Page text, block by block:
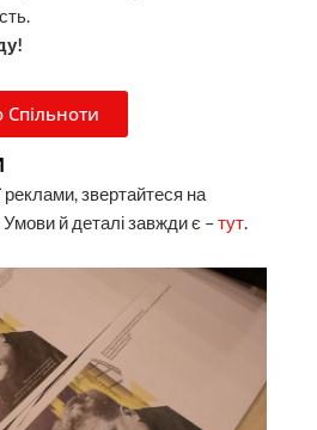
звертайтеся на
й деталі завжди є –тут.